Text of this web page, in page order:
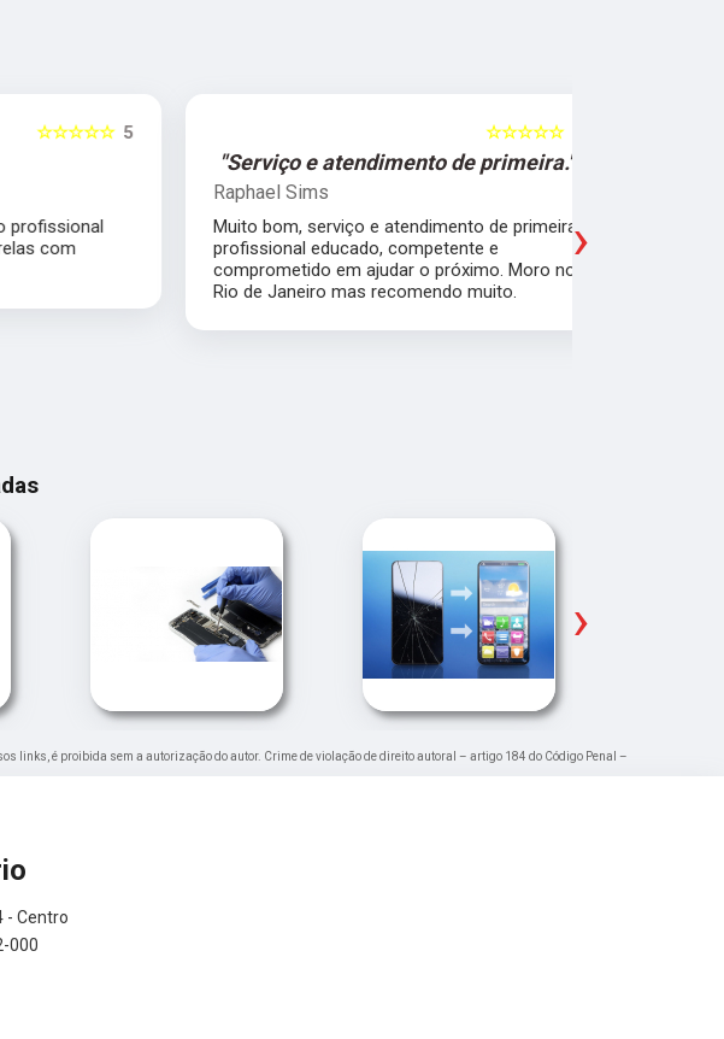
5
☆☆☆☆☆
com
5
☆☆☆☆☆
"Serviço e atendimento de primeira."
Raphael Sims
Muito bom, serviço e atendimento de primeira,
profissional educado, competente e
comprometido em ajudar o próximo. Moro no
Rio de Janeiro mas recomendo muito.
›
›
links, é proibida sem a autorização do autor. Crime de violação de direito autoral – artigo 184 do Código Penal –
- Centro
000